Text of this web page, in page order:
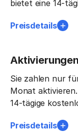
bietet eine 14-
Preisdetails
Aktivierungen
Sie zahlen nur
Monat
14-tägige
Preisdetails